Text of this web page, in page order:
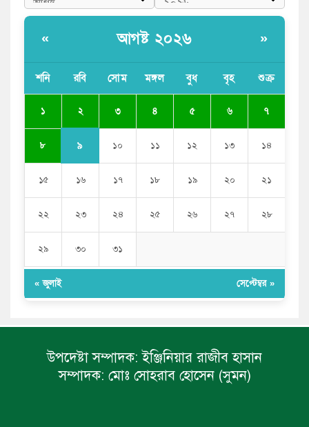
সরকার
সজীব ওয়াজেদ জয়
« আগষ্ট ২০২৬ »
শনি রবি সোম মঙ্গল বুধ বৃহ শুক্র
১ ২ ৩ ৪ ৫ ৬ ৭
৮ ৯ ১০ ১১ ১২ ১৩ ১৪
১৫ ১৬ ১৭ ১৮ ১৯ ২০ ২১
২২ ২৩ ২৪ ২৫ ২৬ ২৭ ২৮
২৯ ৩০ ৩১
« জুলাই সেপ্টেম্বর »
উপদেষ্টা সম্পাদক: ইঞ্জিনিয়ার রাজীব হাসান
সম্পাদক: মোঃ সোহরাব হোসেন (সুমন)